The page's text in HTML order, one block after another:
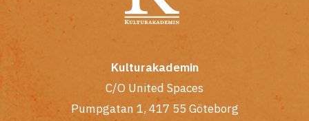
Kulturakademin
C/O United Spaces
Pumpgatan 1, 417 55 Göteborg